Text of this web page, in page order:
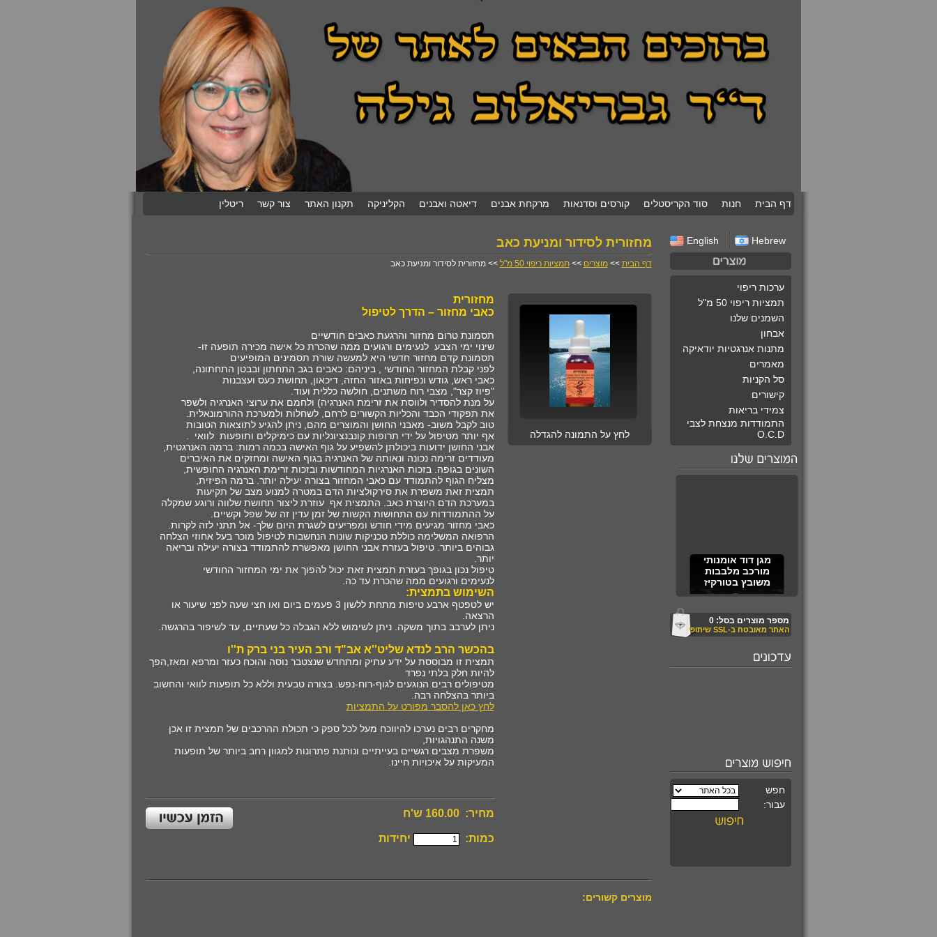
דף הבית חנות סוד הקריסטלים קורסים וסדנאות מרקחת אבנים דיאטה ואבנים הקליניקה תקנון האתר צור קשר ריטלין
Hebrew
English
ערכות ריפוי
תמציות ריפוי 50 מ"ל
השמנים שלנו
אבחון
מתנות אנרגטיות יודאיקה
מאמרים
סל הקניות
קישורים
צמידי בריאות
התמודדות מנצחת לצבי
O.C.D
מגן דוד אומנותי
מורכב מלבבות
משובץ בטורקיז
ללימוד קריסטלים
מספר מוצרים בסל: 0
האתר מאובטח ב-SSL שיתופי
מחזורית לסידור ומניעת כאב
דף הבית >>מוצרים >>תמציות ריפוי 50 מ"ל >> מחזורית לסידור ומניעת כאב
לחץ על התמונה להגדלה
מחזורית
כאבי מחזור – הדרך לטיפול
תסמונת טרום מחזור והרגעת כאבים חודשיים
שינוי ימי הצבע לנעימים ורגועים ממה שהכרת כל אישה מכירה תופעה זו-
תסמונת קדם מחזור חדשי היא למעשה שורת תסמינים המופיעים
לפני קבלת המחזור החודשי , ביניהם: כאבים בגב התחתון ובבטן התחתונה
כאבי ראש, גודש ונפיחות באזור החזה, דיכאון, תחושת כעס ועצבנות
"פיוז קצר", מצבי רוח משתנים, חולשה כללית ועוד
על מנת להסדיר ולווסת את זרימת האנרגיה) ולחמם את ערוצי האנרגיה ולשפר
את תפקודי הכבד והכליות הקשורים לרחם, לשחלות ולמערכת ההורמונאלית
טוב לקבל משוב- מאבני החושן והמוצרים מהם, ניתן להגיע לתוצאות הטובות
אף יותר מטיפול על ידי תרופות קונבנציונליות עם כימיקלים ותופעות לוואי
אבני החושן ידועות ביכולתן להשפיע על גוף האישה בכמה רמות: ברמה האנרגטית
מעודדים זרימה נכונה ונאותה של האנרגיה בגוף האישה ומחזקים את האיברים
השונים בגופה. בזכות האנרגיות המחודשות ובזכות זרימת האנרגיה החופשית
מצליח הגוף להתמודד עם כאבי המחזור בצורה יעילה יותר. ברמה הפיזית
תמצית זאת משפרת את סירקולציות הדם במטרה למנוע מצב של תקיעות
במערכת הדם היוצרת כאב. התמצית אף עוזרת ליצור תחושת שלווה ורוגע שמקלה
על ההתמודדות עם התחושות הקשות של זמן עדין זה של שפל וקשיים
כאבי מחזור מגיעים מידי חודש ומפריעים לשגרת היום שלך- אל תתני לזה לקרות
הרפואה המשלימה כוללת טכניקות שונות הנחשבות לטיפול מוכר בעל אחוזי הצלחה
גבוהים ביותר. טיפול בעזרת אבני החושן מאפשרת להתמודד בצורה יעילה ובריאה
יותר
טיפול נכון בגופך בעזרת תמצית זאת יכול להפוך את ימי המחזור החודשי
לנעימים ורגועים ממה שהכרת עד כה
השימוש בתמצית:
יש לטפטף ארבע טיפות מתחת ללשון 3 פעמים ביום ואו חצי שעה לפני שיעור או
הרצאה.
ניתן לערבב בתוך משקה. ניתן לשימוש ללא הגבלה כל שעתיים, עד לשיפור בהרגשה
בהכשר הרב לנדא שליט''א אב"ד ורב העיר בני ברק ת''ו
תמצית זו מבוססת על ידע עתיק ומתחדש שנצטבר נוסה והוכח כעזר ומרפא ומאז,הפך
להיות חלק בלתי נפרד
מטיפולים רבים הנוגעים לגוף-רוח-נפש. בצורה טבעית וללא כל תופעות לוואי והחשוב
ביותר בהצלחה רבה
לחץ כאן להסבר מפורט על התמציות
מחקרים רבים נערכו להיווכח מעל לכל ספק כי תכולת ההרכבים של תמצית זו אכן
משנה התנהגויות
משפרת מצבים רגשיים בעייתיים ונותנת פתרונות למגוון רחב ביותר של תופעות
המעיקות על איכויות חיינו
מחיר: 160.00 ש'ח
כמות: יחידות
מוצרים קשורים: